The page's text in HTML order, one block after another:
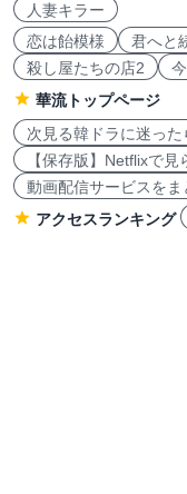
人妻キラー
恋は飴模様
君へと
殺し屋たちの店2
華流トップページ
次見る韓ドラに迷っ
【保存版】Netflixで
動画配信サービスをま
アクセスランキング